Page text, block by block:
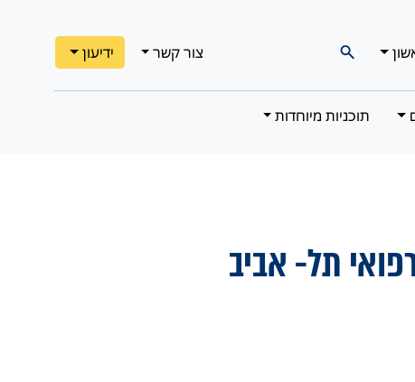
צור קשר ידיעון
תוכניות מיוחדות
תל- אביב